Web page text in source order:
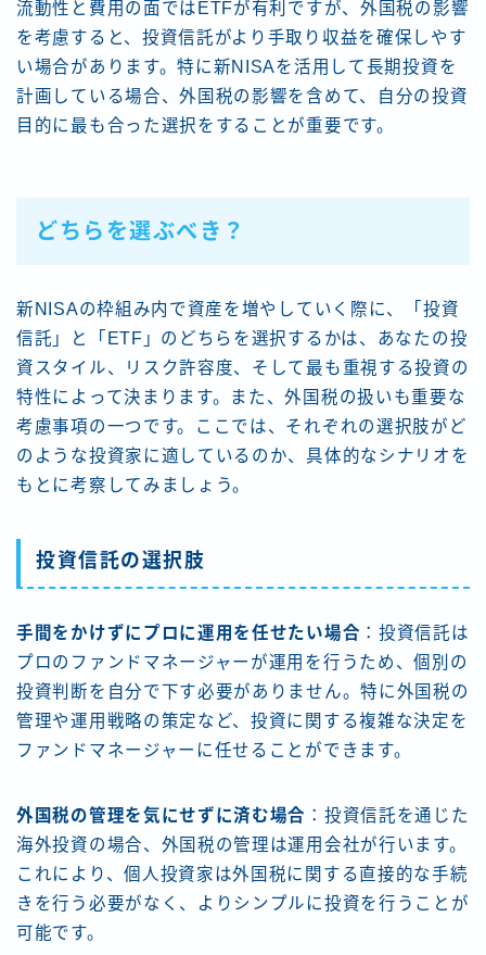
流動性と費用の面ではETFが有利ですが、外国税の影響
を考慮すると、投資信託がより手取り収益を確保しやす
い場合があります。特に新NISAを活用して長期投資を
計画している場合、外国税の影響を含めて、自分の投資
目的に最も合った選択をすることが重要です。
どちらを選ぶべき？
新NISAの枠組み内で資産を増やしていく際に、「投資
信託」と「ETF」のどちらを選択するかは、あなたの投
資スタイル、リスク許容度、そして最も重視する投資の
特性によって決まります。また、外国税の扱いも重要な
考慮事項の一つです。ここでは、それぞれの選択肢がど
のような投資家に適しているのか、具体的なシナリオを
もとに考察してみましょう。
投資信託の選択肢
手間をかけずにプロに運用を任せたい場合 ：投資信託は
プロのファンドマネージャーが運用を行うため、個別の
投資判断を自分で下す必要がありません。特に外国税の
管理や運用戦略の策定など、投資に関する複雑な決定を
ファンドマネージャーに任せることができます。
外国税の管理を気にせずに済む場合 ：投資信託を通じた
海外投資の場合、外国税の管理は運用会社が行います。
これにより、個人投資家は外国税に関する直接的な手続
きを行う必要がなく、よりシンプルに投資を行うことが
可能です。